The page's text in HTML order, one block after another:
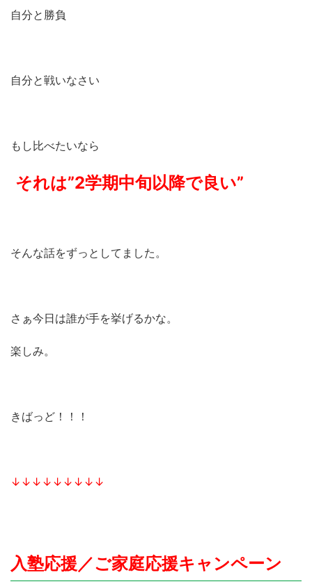
自分と勝負
自分と戦いなさい
もし比べたいなら
それは”2学期中旬以降で良い”
そんな話をずっとしてました。
さぁ今日は誰が手を挙げるかな。
楽しみ。
きばっど！！！
↓↓↓↓↓↓↓↓↓
入塾応援／ご家庭応援キャンペーン